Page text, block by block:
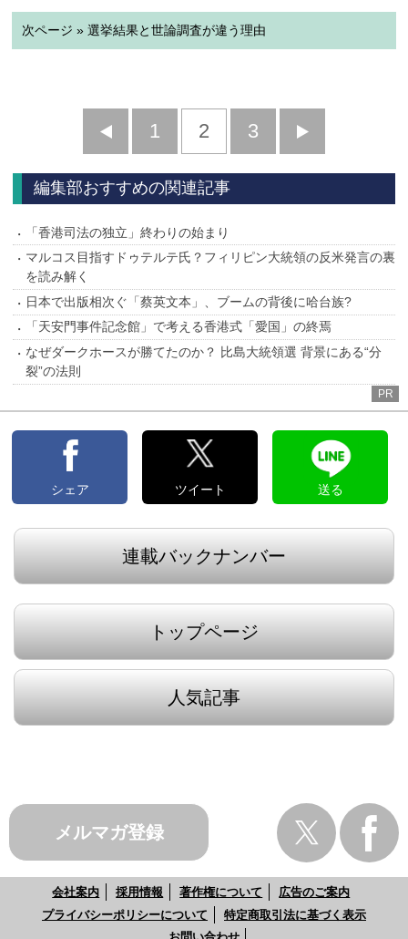
次ページ » 選挙結果と世論調査が違う理由
前
へ
1 2 3
へ
編集部おすすめの関連記事
「香港司法の独立」終わりの始まり
マルコス目指すドゥテルテ氏？フィリピン大統領の反米発言の裏
を読み解く
日本で出版相次ぐ「蔡英文本」、ブームの背後に哈台族?
「天安門事件記念館」で考える香港式「愛国」の終焉
なぜダークホースが勝てたのか？ 比島大統領選 背景にある“分
裂”の法則
PR
シェア ツイート 送る
連載バックナンバー
トップページ
人気記事
メルマガ登録
会社案内 採用情報 著作権について
広告のご案内
プライバシーポリシーについて
特定商取引法に基づく表示